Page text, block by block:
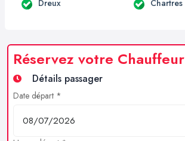
Dreux Chartres
Réservez votre Chauffeur
Détails passager
Date départ *